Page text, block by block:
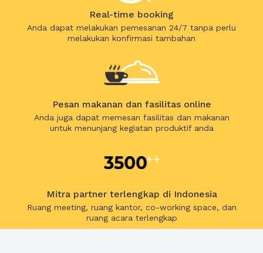
Real-time booking
Anda dapat melakukan pemesanan 24/7 tanpa perlu
melakukan konfirmasi tambahan
Pesan makanan dan fasilitas online
Anda juga dapat memesan fasilitas dan makanan
untuk menunjang kegiatan produktif anda
Mitra partner terlengkap di Indonesia
Ruang meeting, ruang kantor, co-working space, dan
ruang acara terlengkap